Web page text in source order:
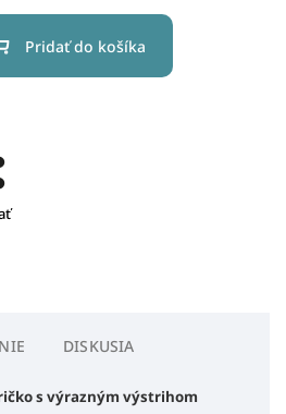
Pridať do košíka
DISKUSIA
s výrazným výstrihom